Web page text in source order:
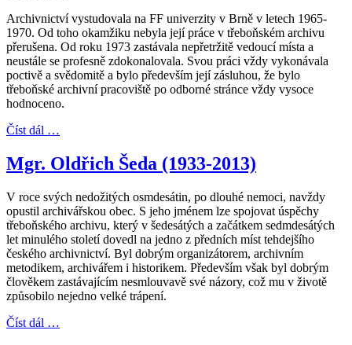
Archivnictví vystudovala na FF univerzity v Brně v letech 1965-
1970. Od toho okamžiku nebyla její práce v třeboňském archivu
přerušena. Od roku 1973 zastávala nepřetržitě vedoucí místa a
neustále se profesně zdokonalovala. Svou práci vždy vykonávala
poctivě a svědomitě a bylo především její zásluhou, že bylo
třeboňské archivní pracoviště po odborné stránce vždy vysoce
hodnoceno.
Číst dál …
Mgr. Oldřich Šeda (1933-2013)
V roce svých nedožitých osmdesátin, po dlouhé nemoci, navždy
opustil archivářskou obec. S jeho jménem lze spojovat úspěchy
třeboňského archivu, který v šedesátých a začátkem sedmdesátých
let minulého století dovedl na jedno z předních míst tehdejšího
českého archivnictví. Byl dobrým organizátorem, archivním
metodikem, archivářem i historikem. Především však byl dobrým
člověkem zastávajícím nesmlouvavě své názory, což mu v životě
způsobilo nejedno velké trápení.
Číst dál …